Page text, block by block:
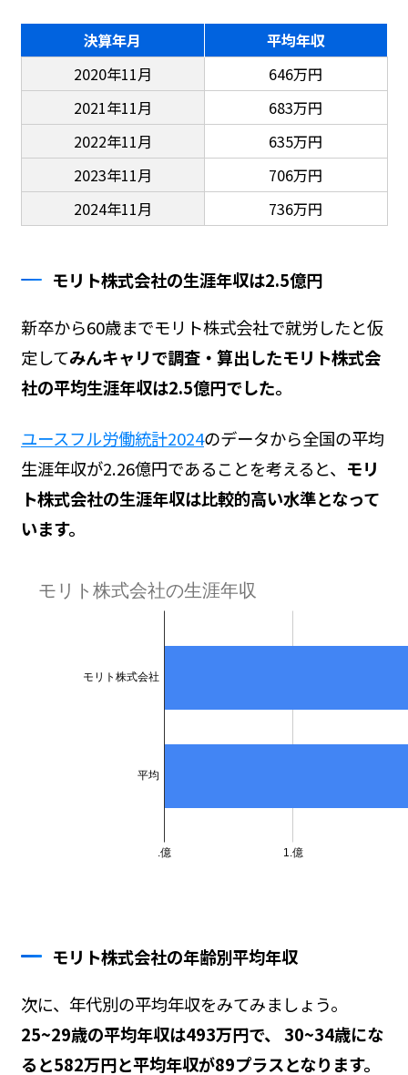
決算年月
平均年収
2020年11月
646万円
2021年11月
683万円
2022年11月
635万円
2023年11月
706万円
2024年11月
736万円
モリト株式会社の生涯年収は2.5億円
新卒から60歳までモリト株式会社で就労したと仮
定してみんキャリで調査・算出したモリト株式会
社の平均生涯年収は2.5億円でした。
ユースフル労働統計2024のデータから全国の平均
生涯年収が2.26億円であることを考えると、 モリ
ト株式会社の生涯年収は比較的高い水準となって
います。
モリト株式会社の年齢別平均年収
次に、年代別の平均年収をみてみましょう。
25~29歳の平均年収は493万円で、 30~34歳にな
ると582万円と平均年収が89プラスとなります。